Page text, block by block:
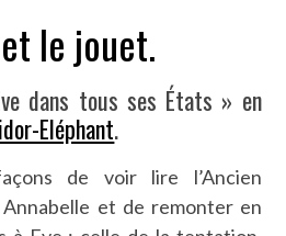
le jouet.
dans tous ses États » en
Eléphant.
de voir lire l’Ancien
et de remonter en